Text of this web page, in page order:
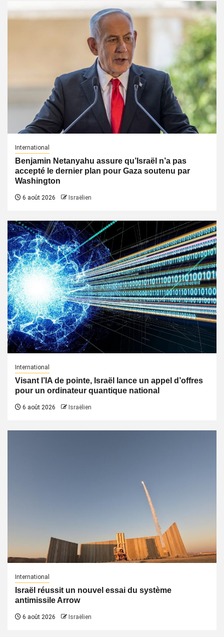
International
Benjamin Netanyahu assure qu’Israël n’a pas
accepté le dernier plan pour Gaza soutenu par
Washington
6 août 2026 Israëlien
International
Visant l’IA de pointe, Israël lance un appel d’offres
pour un ordinateur quantique national
6 août 2026 Israëlien
International
Israël réussit un nouvel essai du système
antimissile Arrow
6 août 2026 Israëlien